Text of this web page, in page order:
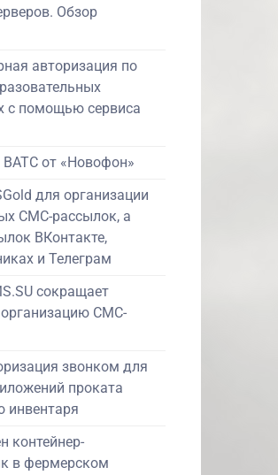
Обзор
авторизация по
с помощью сервиса
ВАТС от «Новофон»
для организации
СМС-рассылок, а
ВКонтакте,
и Телеграм
сокращает
СМС-
звонком для
проката
инвентаря
контейнер-
в фермерском